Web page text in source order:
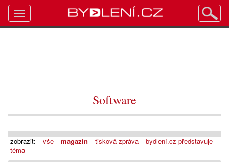
Software
zobrazit: vše magazín tisková zpráva
bydlení.cz představuje
téma
Toggle
navigation